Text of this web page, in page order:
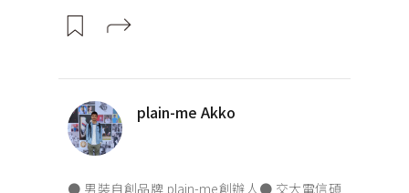
plain-me Akko
● 男裝自創品牌 plain-me創辦人● 交大電信碩